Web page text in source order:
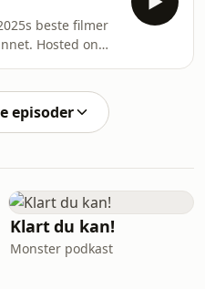
beste filmer
on
episoder
Klart du kan!
Monster podkast